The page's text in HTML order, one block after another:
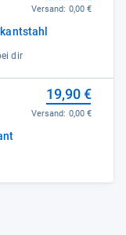
dir
Versand: 0,00 €
19,90 €
Versand: 0,00 €